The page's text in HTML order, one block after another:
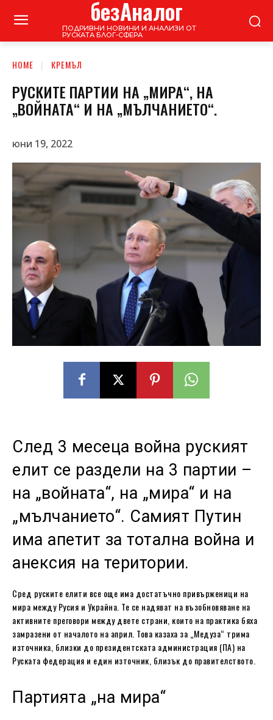
безАналог
ПОДРИВНИ НОВИНИ И АНАЛИЗИ ОТ
РУСКАТА БЛОГ-СФЕРА
HOME КРЕМЪЛ
РУСКИТЕ ПАРТИИ НА „МИРА“, НА
„ВОЙНАТА“ И НА „МЪЛЧАНИЕТО“.
юни 19, 2022
След 3 месеца война руският
елит се раздели на 3 партии –
на „войната“, на „мира“ и на
„мълчанието“. Самият Путин
има апетит за тотална война и
анексия на територии.
Сред руските елити все още има достатъчно привърженици на
мира между Русия и Украйна. Те се надяват на възобновяване на
активните преговори между двете страни, които на практика бяха
замразени от началото на април. Това казаха за „Медуза“ трима
източника, близки до президентската администрация (ПА) на
Руската федерация и един източник, близък до правителството.
Партията „на мира“